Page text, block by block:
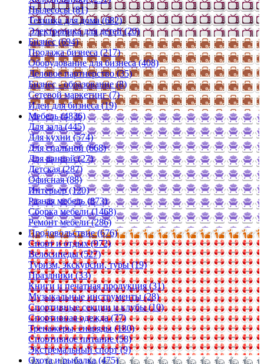
Пылесосы (81)
Техника для дома (682)
Электроника для детей (20)
Бизнес (694)
Продажа бизнеса (217)
Оборудование для бизнеса (408)
Деловое партнерство (35)
Бизнес - образование (8)
Сетевой маркетинг (7)
Идеи для бизнеса (19)
Мебель (4836)
Для зала (445)
Для кухни (574)
Для спальной (668)
Для ванной (27)
Детская (287)
Офисная (88)
Интерьер (120)
Разная мебель (873)
Сборка мебели (1468)
Ремонт мебели (286)
Продовольствие (676)
Спорт и отдых (972)
Велосипеды (527)
Туризм, экскурсии, туры (19)
Праздники (33)
Книги и печатная продукция (31)
Музыкальные инструменты (28)
Спортивные секции и клубы (10)
Спортивная одежда (77)
Тренажеры, снаряды (180)
Спортивное питание (58)
Экстремальный спорт (9)
Охота и рыбалка (475)